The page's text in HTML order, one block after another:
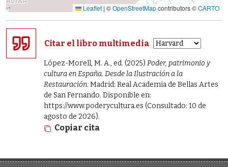
Leaflet | ©OpenStreetMapcontributors ©CARTO
Citar el libro multimedia
López-Morell, M. A., ed. (2025) Poder, patrimonio y
cultura en España. Desde la Ilustración a la
Restauración. Madrid: Real Academia de Bellas Artes
de San Fernando. Disponible en:
https://www.poderycultura.es (Consultado: 10 de
agosto de 2026).
Copiar cita